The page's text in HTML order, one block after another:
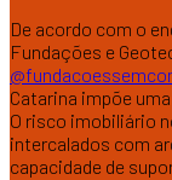
De acordo com o
Fundações e
Catarina impõe
O risco imobiliário
intercalados com
capacidade de